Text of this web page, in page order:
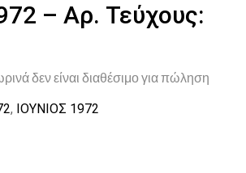
– Αρ. Τεύχους:
δεν είναι διαθέσιμο για πώληση
, ΙΟΥΝΙΟΣ 1972